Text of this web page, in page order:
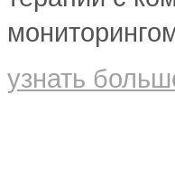
узнать